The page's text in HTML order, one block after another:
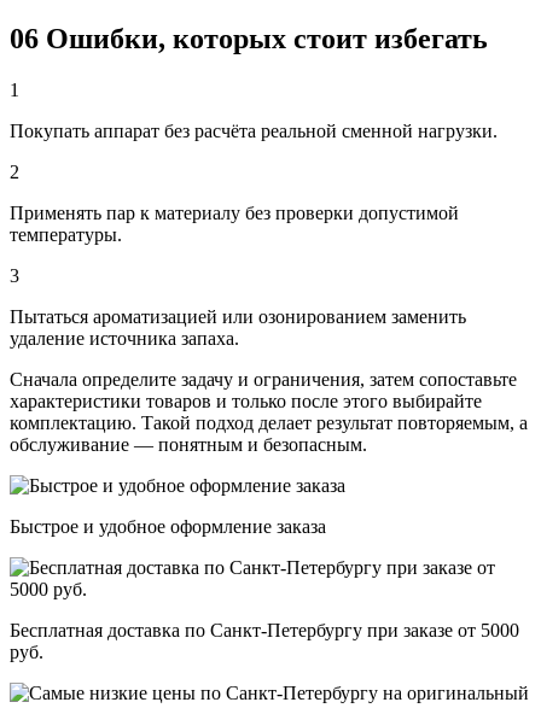
06 Ошибки, которых стоит избегать
1
Покупать аппарат без расчёта реальной сменной нагрузки.
2
Применять пар к материалу без проверки допустимой
температуры.
3
Пытаться ароматизацией или озонированием заменить
удаление источника запаха.
Сначала определите задачу и ограничения, затем сопоставьте
характеристики товаров и только после этого выбирайте
комплектацию. Такой подход делает результат повторяемым, а
обслуживание — понятным и безопасным.
Быстрое и удобное оформление заказа
Бесплатная доставка по Санкт-Петербургу при заказе от 5000
руб.